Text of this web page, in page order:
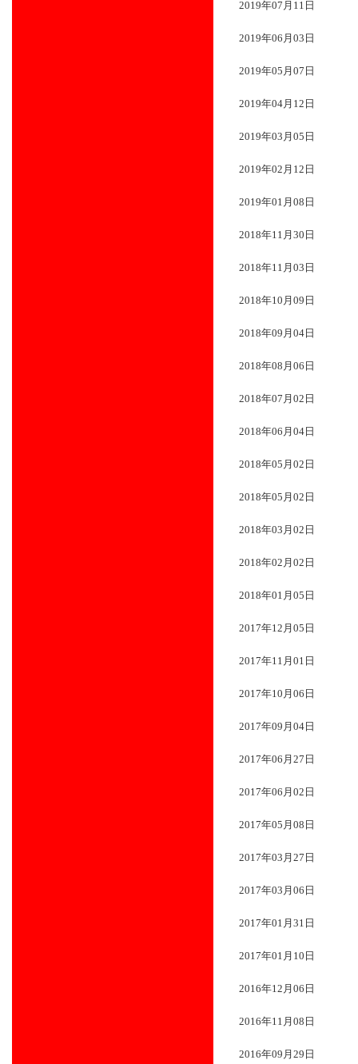
2019年07月11日
2019年06月03日
2019年05月07日
2019年04月12日
2019年03月05日
2019年02月12日
2019年01月08日
2018年11月30日
2018年11月03日
2018年10月09日
2018年09月04日
2018年08月06日
2018年07月02日
2018年06月04日
2018年05月02日
2018年05月02日
2018年03月02日
2018年02月02日
2018年01月05日
2017年12月05日
2017年11月01日
2017年10月06日
2017年09月04日
2017年06月27日
2017年06月02日
2017年05月08日
2017年03月27日
2017年03月06日
2017年01月31日
2017年01月10日
2016年12月06日
2016年11月08日
2016年09月29日